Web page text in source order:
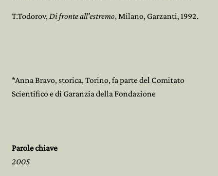
T.Todorov,Di fronte all'estremo, Milano, Garzanti, 1992.
*Anna Bravo, storica, Torino, fa parte del Comitato
Scientifico e di Garanzia della Fondazione
Parole chiave
2005